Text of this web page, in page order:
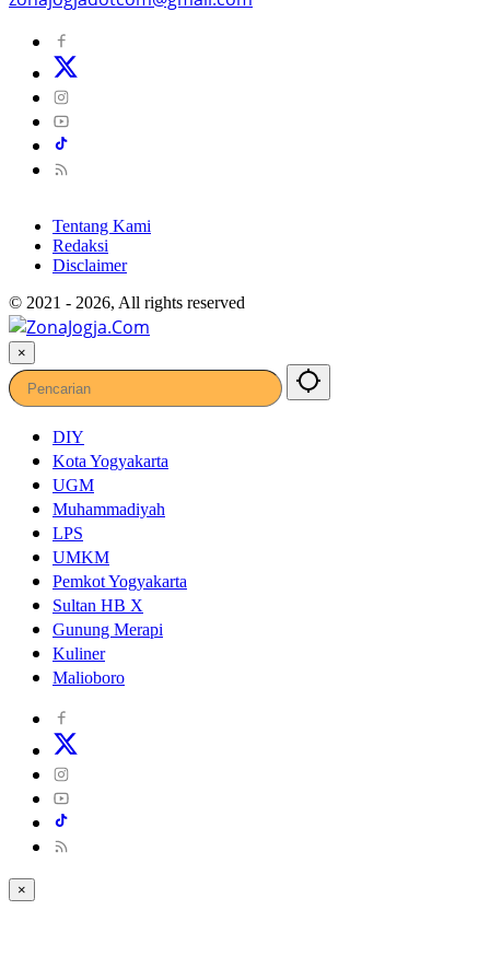
Tentang Kami
Redaksi
Disclaimer
© 2021 - 2026, All rights reserved
×
DIY
Kota Yogyakarta
UGM
Muhammadiyah
LPS
UMKM
Pemkot Yogyakarta
Sultan HB X
Gunung Merapi
Kuliner
Malioboro
×